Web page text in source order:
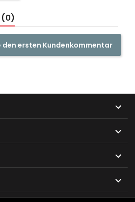
(0)
den ersten Kundenkommentar



